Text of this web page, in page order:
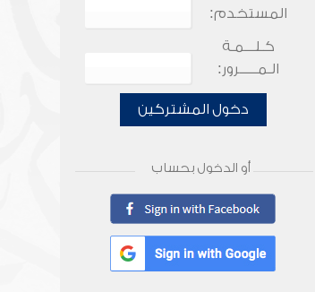
المستخدم:
كـلـــمـة
الـمـــــرور:
دخول المشتركين
أو الدخول بحساب